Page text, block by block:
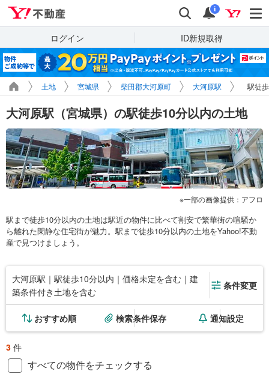
検索 通知
i
ログイン ID新規取得
土地 宮城県 柴田郡大河原町 大河原駅 駅徒
大河原駅（宮城県）の駅徒歩10分以内の土地
一部の画像提供：アフロ
駅まで徒歩10分以内の土地は駅近の物件に比べて割安で繁華街の喧騒か
ら離れた閑静な住宅街が魅力。駅まで徒歩10分以内の土地をYahoo!不動
産で見つけましょう。
大河原駅｜駅徒歩10分以内｜価格未定を含む｜建
築条件付き土地を含む
条件変更
おすすめ順 検索条件保存 通知設定
3 件
すべての物件をチェックする